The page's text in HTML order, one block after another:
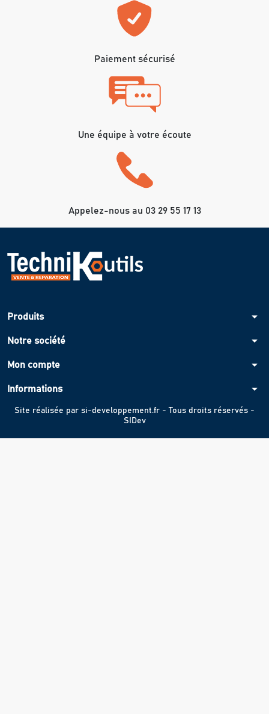
Paiement sécurisé
Une équipe à votre écoute
Appelez-nous au 03 29 55 17 13
Produits arrow_drop_down
Notre société arrow_drop_down
Mon compte arrow_drop_down
Informations arrow_drop_down
Site réalisée par si-developpement.fr - Tous droits réservés -
SIDev